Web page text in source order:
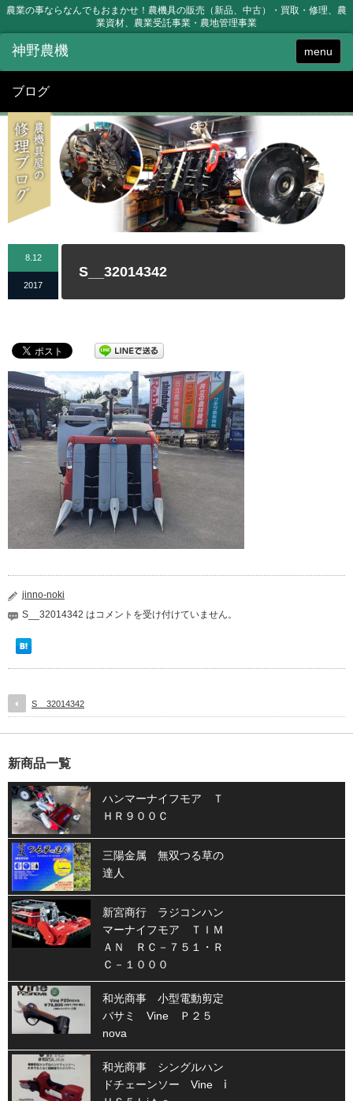
農業の事ならなんでもおまかせ！農機具の販売（新品、中古）・買取・修理、農
業資材、農業受託事業・農地管理事業
menu
ブログ
8.12
2017
S__32014342
jinno-noki
S__32014342 はコメントを受け付けていません。
S__32014342
新商品一覧
ハンマーナイフモア Ｔ
ＨＲ９００Ｃ
三陽金属 無双つる草の
達人
新宮商行 ラジコンハン
マーナイフモア ＴＩＭ
ＡＮ ＲＣ－７５１・Ｒ
Ｃ－１０００
和光商事 小型電動剪定
バサミ Vine Ｐ２５
nova
和光商事 シングルハン
ドチェーンソー Vine ⅰ